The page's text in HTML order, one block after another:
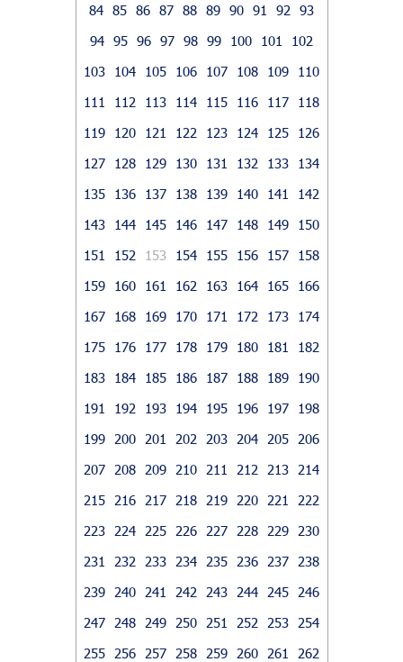
84 85 86 87 88 89 90 91 92
93
94 95 96 97 98 99 100 101
102
103
104 105 106 107 108 109
110
111
112 113 114 115 116 117
118
119
120 121 122 123 124 125
126
127
128 129 130 131 132 133
134
135
136 137 138 139 140 141
142
143
144 145 146 147 148 149
150
151
152 153 154 155 156 157
158
159
160 161 162 163 164 165
166
167
168 169 170 171 172 173
174
175
176 177 178 179 180 181
182
183
184 185 186 187 188 189
190
191
192 193 194 195 196 197
198
199
200 201 202 203 204 205
206
207
208 209 210 211 212 213
214
215
216 217 218 219 220 221
222
223
224 225 226 227 228 229
230
231
232 233 234 235 236 237
238
239
240 241 242 243 244 245
246
247
248 249 250 251 252 253
254
255
256 257 258 259 260 261
262